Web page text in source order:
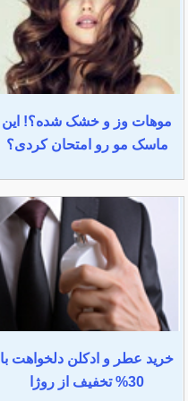
موهات وز و خشک شده؟! این
ماسک مو رو امتحان کردی؟
خرید عطر و ادکلن دلخواهت با
30% تخفیف از روژا